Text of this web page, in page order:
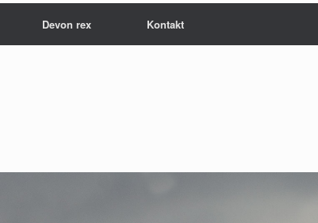
Devon rex Kontakt